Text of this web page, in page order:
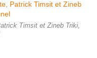
Timsit et Zineb Triki,